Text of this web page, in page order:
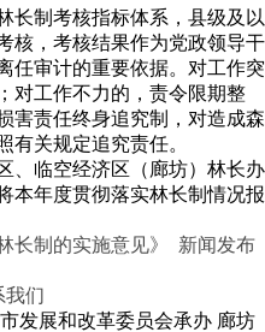
长制考核指标体系，县级及以
核，考核结果作为党政领导干
任审计的重要依据。对工作突
对工作不力的，责令限期整
害责任终身追究制，对造成森
有关规定追究责任。
、临空经济区（廊坊）林长办
本年度贯彻落实林长制情况报
长制的实施意见》 新闻发布
我们
发展和改革委员会承办 廊坊